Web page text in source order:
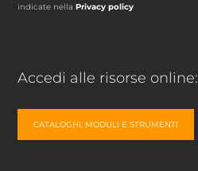
indicate nellaPrivacy policy
Accedi alle risorse online:
CATALOGHI, MODULI E STRUMENTI